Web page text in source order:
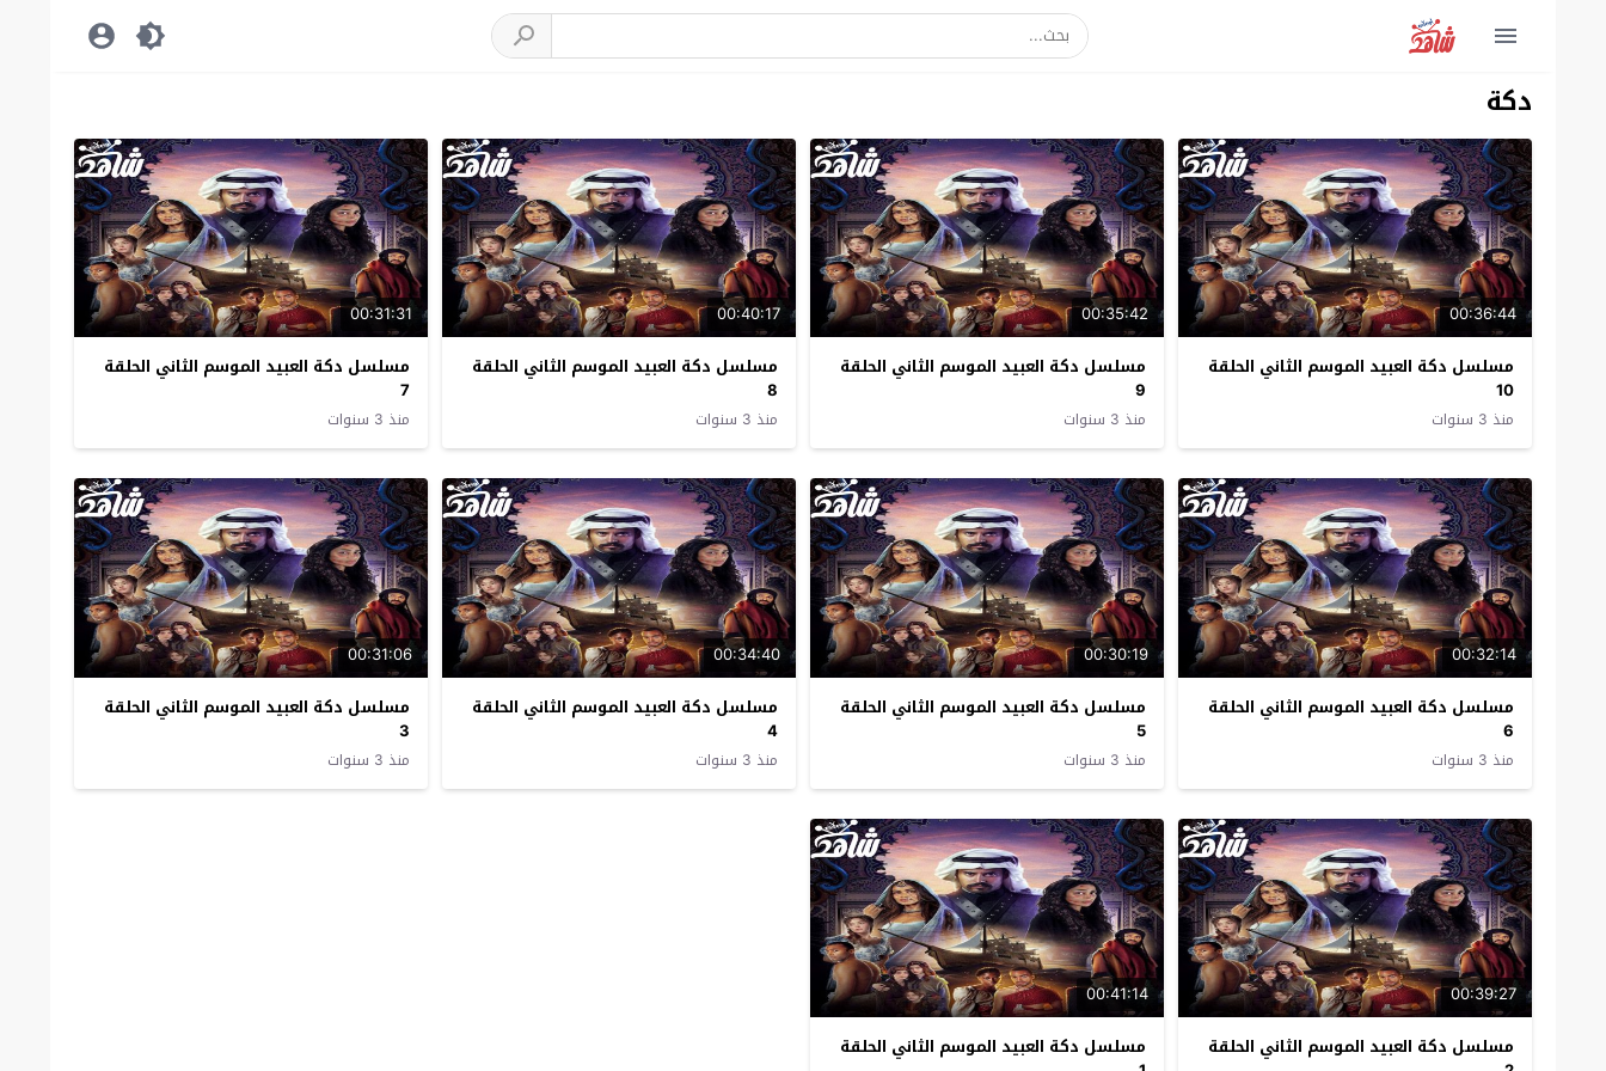
دكة
00:36:44
مسلسل دكة العبيد الموسم الثاني الحلقة
10
منذ 3 سنوات
00:35:42
مسلسل دكة العبيد الموسم الثاني الحلقة
9
منذ 3 سنوات
00:40:17
مسلسل دكة العبيد الموسم الثاني الحلقة
8
منذ 3 سنوات
00:31:31
مسلسل دكة العبيد الموسم الثاني الحلقة
7
منذ 3 سنوات
00:32:14
مسلسل دكة العبيد الموسم الثاني الحلقة
6
منذ 3 سنوات
00:30:19
مسلسل دكة العبيد الموسم الثاني الحلقة
5
منذ 3 سنوات
00:34:40
مسلسل دكة العبيد الموسم الثاني الحلقة
4
منذ 3 سنوات
00:31:06
مسلسل دكة العبيد الموسم الثاني الحلقة
3
منذ 3 سنوات
00:39:27
مسلسل دكة العبيد الموسم الثاني الحلقة
00:41:14
مسلسل دكة العبيد الموسم الثاني الحلقة